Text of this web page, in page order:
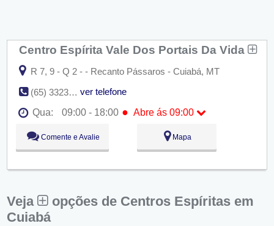
Centro Espírita Vale Dos Portais Da Vida
R 7, 9 - Q 2 - - Recanto Pássaros - Cuiabá, MT
(65) 3323-2260
ver telefone
Qua:
09:00 - 18:00 ● Abre ás 09:00
Seg:
Ter:
09:00 - 18:00
Qua:
09:00 - 18:00
Abre ás 09:00
Sex:
09:00 - 18:00
Dom:
Fechado
Comente e Avalie Mapa
Veja
opções de Centros Espíritas em
Cuiabá